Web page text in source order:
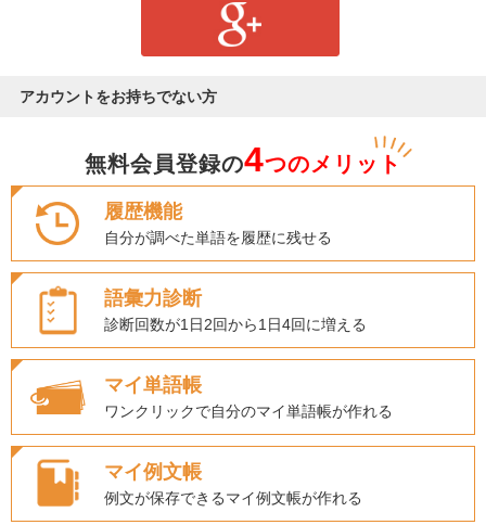
アカウントをお持ちでない方
無料会員登録の4つのメリット
履歴機能
自分が調べた単語を履歴に残せる
語彙力診断
診断回数が1日2回から1日4回に増える
マイ単語帳
ワンクリックで自分のマイ単語帳が作れる
マイ例文帳
例文が保存できるマイ例文帳が作れる